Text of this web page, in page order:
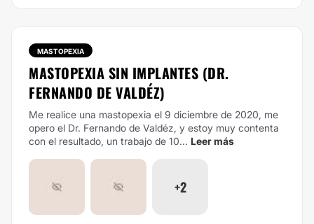
MASTOPEXIA
MASTOPEXIA SIN IMPLANTES (DR.
FERNANDO DE VALDÉZ)
Me realice una mastopexia el 9 diciembre de 2020, me
opero el Dr. Fernando de Valdéz, y estoy muy contenta
con el resultado, un trabajo de 10... Leer más
+2